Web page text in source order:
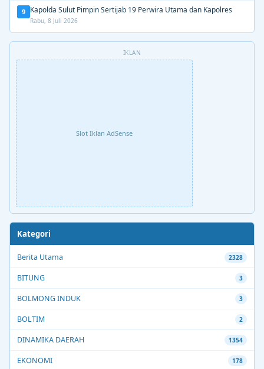
9 Kapolda Sulut Pimpin Sertijab 19 Perwira Utama dan Kapolres
Rabu, 8 Juli 2026
IKLAN
Slot Iklan AdSense
Kategori
Berita Utama 2328
BITUNG 3
BOLMONG INDUK 3
BOLTIM 2
DINAMIKA DAERAH 1354
EKONOMI 178